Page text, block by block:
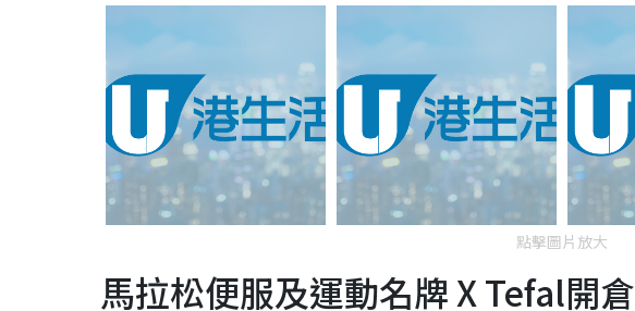
點擊圖片放大
馬拉松便服及運動名牌 X Tefal開倉